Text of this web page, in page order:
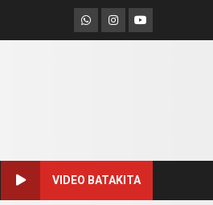
Whatsapp
Instagram
Youtube
VIDEO BATAKITA
Season 11: Finalis